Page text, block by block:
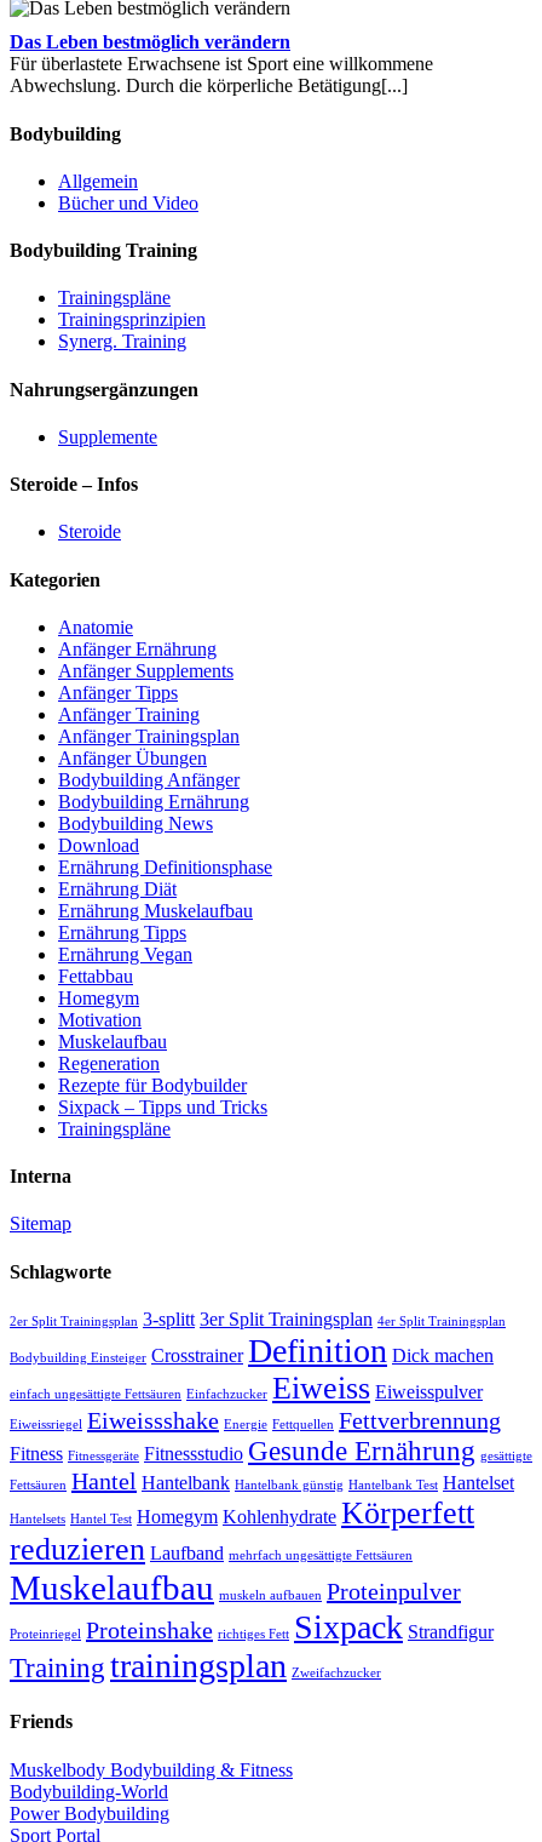
Das Leben bestmöglich verändern
Für überlastete Erwachsene ist Sport eine willkommene
Abwechslung. Durch die körperliche Betätigung[...]
Bodybuilding
Allgemein
Bücher und Video
Bodybuilding Training
Trainingspläne
Trainingsprinzipien
Synerg. Training
Nahrungsergänzungen
Supplemente
Steroide – Infos
Steroide
Kategorien
Anatomie
Anfänger Ernährung
Anfänger Supplements
Anfänger Tipps
Anfänger Training
Anfänger Trainingsplan
Anfänger Übungen
Bodybuilding Anfänger
Bodybuilding Ernährung
Bodybuilding News
Download
Ernährung Definitionsphase
Ernährung Diät
Ernährung Muskelaufbau
Ernährung Tipps
Ernährung Vegan
Fettabbau
Homegym
Motivation
Muskelaufbau
Regeneration
Rezepte für Bodybuilder
Sixpack – Tipps und Tricks
Trainingspläne
Interna
Sitemap
Schlagworte
2er Split Trainingsplan 3-splitt 3er Split Trainingsplan 4er Split Trainingsplan
Bodybuilding Einsteiger Crosstrainer Definition Dick machen
einfach ungesättigte Fettsäuren Einfachzucker Eiweiss Eiweisspulver
Eiweissriegel Eiweissshake Energie Fettquellen Fettverbrennung
Fitness Fitnessgeräte Fitnessstudio Gesunde Ernährung gesättigte
Fettsäuren Hantel Hantelbank Hantelbank günstig Hantelbank Test Hantelset
Hantelsets Hantel Test Homegym Kohlenhydrate Körperfett
reduzieren Laufband mehrfach ungesättigte Fettsäuren
Muskelaufbau muskeln aufbauen Proteinpulver
Proteinriegel Proteinshake richtiges Fett Sixpack Strandfigur
Trainingtrainingsplan Zweifachzucker
Friends
Muskelbody Bodybuilding & Fitness
Bodybuilding-World
Power Bodybuilding
Sport Portal